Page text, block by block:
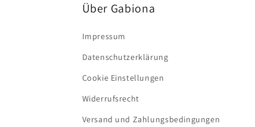
Über Gabiona
Impressum
Datenschutzerklärung
Cookie Einstellungen
Widerrufsrecht
Versand und Zahlungsbedingungen